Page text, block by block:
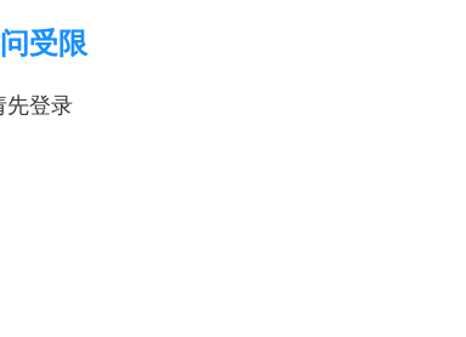
受限
先登录